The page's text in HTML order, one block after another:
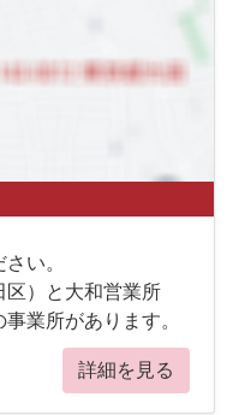
い。
区）と大和営業所
業所があります。
詳細を見る